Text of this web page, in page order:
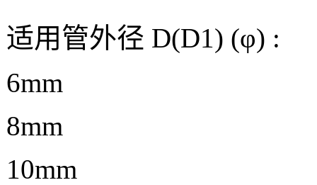
适用管外径 D(D1) (φ) :
6mm
8mm
10mm